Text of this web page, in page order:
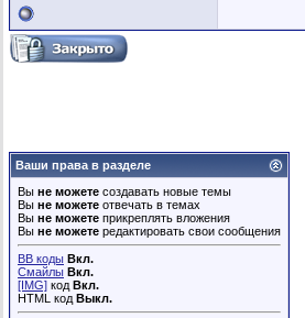
Ваши права в разделе
Вы не можете создавать новые темы
Вы не можете отвечать в темах
Вы не можете прикреплять вложения
Вы не можете редактировать свои сообщения
BB коды Вкл.
Смайлы Вкл.
[IMG] код Вкл.
HTML код Выкл.